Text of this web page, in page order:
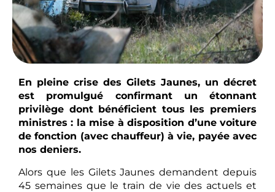
En pleine crise des Gilets Jaunes, un décret
est promulgué confirmant un étonnant
privilège dont bénéficient tous les premiers
ministres : la mise à disposition d’une voiture
de fonction (avec chauffeur) à vie, payée avec
nos deniers.
Alors que les Gilets Jaunes demandent depuis
45 semaines que le train de vie des actuels et